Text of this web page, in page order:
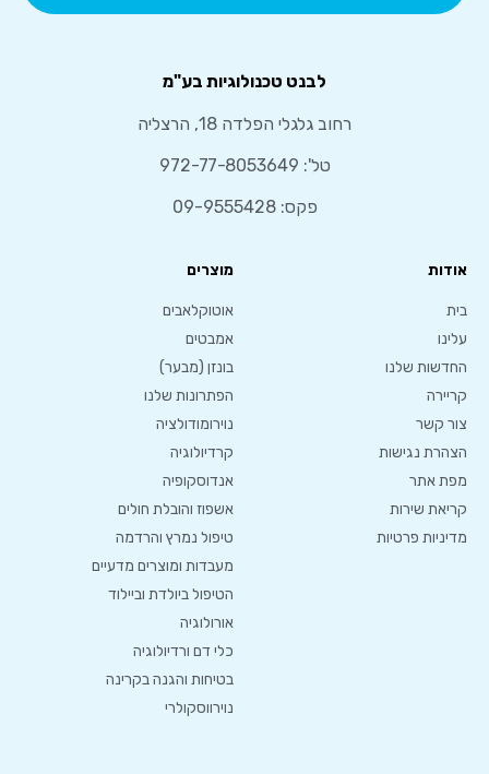
מוצרים
אוטוקלאבים
אמבטים
בונזן (מבער)
הפתרונות שלנו
נוירומודולציה
קרדיולוגיה
אנדוסקופיה
אשפוז והובלת חולים
טיפול נמרץ והרדמה
מעבדות ומוצרים מדעיים
הטיפול ביולדת וביילוד
אורולוגיה
כלי דם ורדיולוגיה
בטיחות והגנה בקרינה
נוירווסקולרי
אודות
בית
עלינו
החדשות שלנו
קריירה
צור קשר
הצהרת נגישות
מפת אתר
קריאת שירות
מדיניות פרטיות
לבנט טכנולוגיות בע"מ
רחוב גלגלי הפלדה 18, הרצליה
טל': 972-77-8053649
פקס: 09-9555428